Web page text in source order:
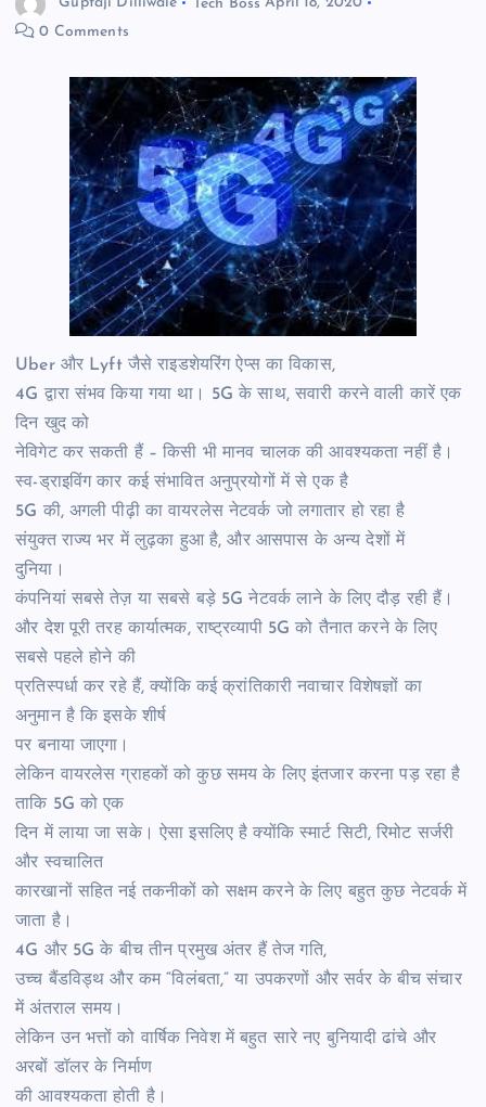
0 Comments
Uber और Lyft जैसे राइडशेयरिंग ऐप्स का विकास,
4G द्वारा संभव किया गया था। 5G के साथ, सवारी करने वाली कारें एक
दिन खुद को
नेविगेट कर सकती हैं – किसी भी मानव चालक की आवश्यकता नहीं है।
स्व-ड्राइविंग कार कई संभावित अनुप्रयोगों में से एक है
5G की, अगली पीढ़ी का वायरलेस नेटवर्क जो लगातार हो रहा है
संयुक्त राज्य भर में लुढ़का हुआ है, और आसपास के अन्य देशों में
दुनिया।
कंपनियां सबसे तेज़ या सबसे बड़े 5G नेटवर्क लाने के लिए दौड़ रही हैं।
और देश पूरी तरह कार्यात्मक, राष्ट्रव्यापी 5G को तैनात करने के लिए
सबसे पहले होने की
प्रतिस्पर्धा कर रहे हैं, क्योंकि कई क्रांतिकारी नवाचार विशेषज्ञों का
अनुमान है कि इसके शीर्ष
पर बनाया जाएगा।
लेकिन वायरलेस ग्राहकों को कुछ समय के लिए इंतजार करना पड़ रहा है
ताकि 5G को एक
दिन में लाया जा सके। ऐसा इसलिए है क्योंकि स्मार्ट सिटी, रिमोट सर्जरी
और स्वचालित
कारखानों सहित नई तकनीकों को सक्षम करने के लिए बहुत कुछ नेटवर्क में
जाता है।
4G और 5G के बीच तीन प्रमुख अंतर हैं तेज गति,
उच्च बैंडविड्थ और कम “विलंबता,” या उपकरणों और सर्वर के बीच संचार
में अंतराल समय।
लेकिन उन भत्तों को वार्षिक निवेश में बहुत सारे नए बुनियादी ढांचे और
अरबों डॉलर के निर्माण
की आवश्यकता होती है।